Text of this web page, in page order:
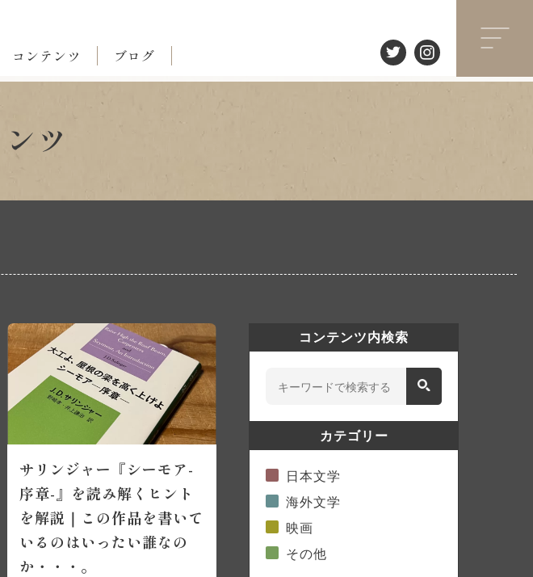
コンテンツ ブログ
ツ
サリンジャー『シーモア-
序章-』を読み解くヒント
を解説｜この作品を書いて
いるのはいったい誰なの
か・・・。
コンテンツ内検索
カテゴリー
日本文学
海外文学
映画
その他